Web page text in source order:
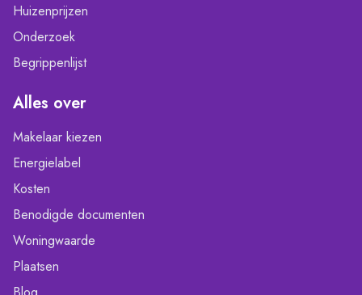
Huizenprijzen
Onderzoek
Begrippenlijst
Alles over
Makelaar kiezen
Energielabel
Kosten
Benodigde documenten
Woningwaarde
Plaatsen